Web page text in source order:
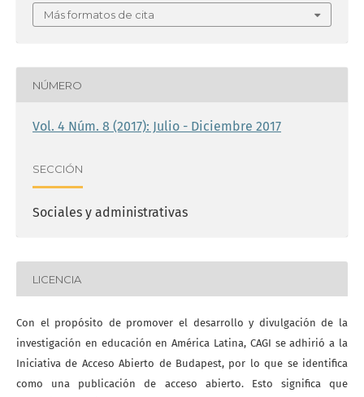
Más formatos de cita
NÚMERO
Vol. 4 Núm. 8 (2017): Julio - Diciembre 2017
SECCIÓN
Sociales y administrativas
LICENCIA
Con el propósito de promover el desarrollo y divulgación de la
investigación en educación en América Latina, CAGI se adhirió a la
Iniciativa de Acceso Abierto de Budapest, por lo que se identifica
como una publicación de acceso abierto. Esto significa que